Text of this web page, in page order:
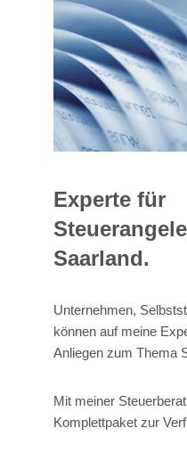
Experte für
Saarland.
Unternehmen,
können auf meine
Anliegen zum Thema
Mit meiner
Komplettpaket zur